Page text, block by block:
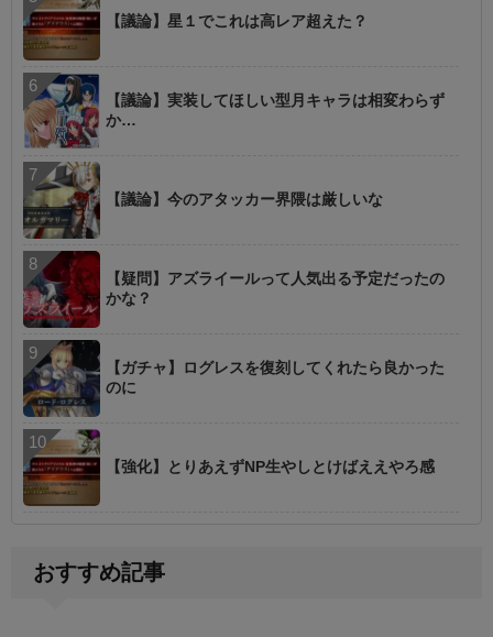
【議論】星１でこれは高レア超えた？
【議論】実装してほしい型月キャラは相変わらず
か…
【議論】今のアタッカー界隈は厳しいな
【疑問】アズライールって人気出る予定だったの
かな？
【ガチャ】ログレスを復刻してくれたら良かった
のに
【強化】とりあえずNP生やしとけばええやろ感
おすすめ記事